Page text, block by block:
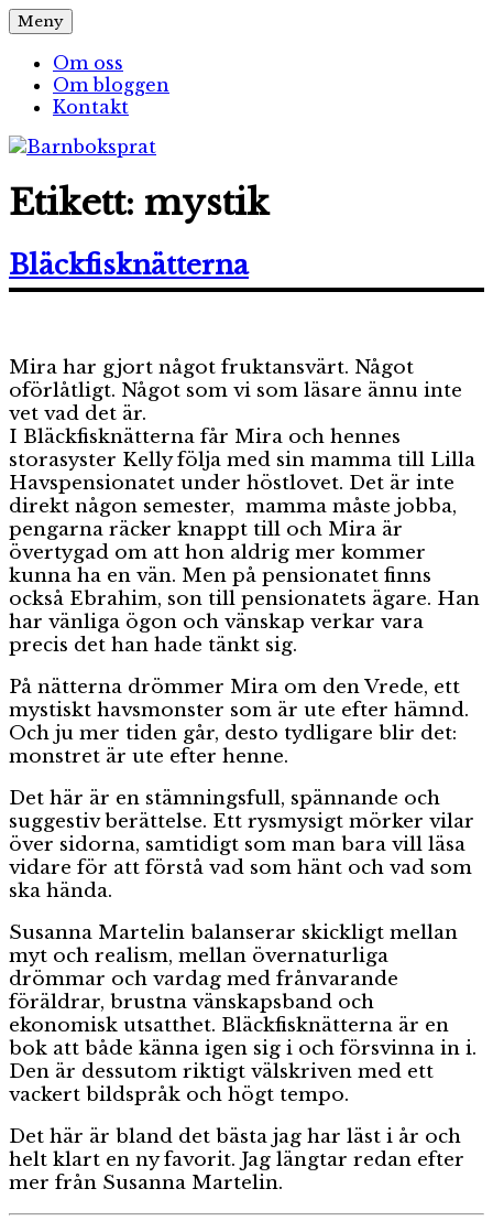
Hoppa
till
innehåll
Barnboksprat
– en blogg om barnböcker
Meny
Om oss
Om bloggen
Kontakt
Etikett: mystik
Bläckfisknätterna
Mira har gjort något fruktansvärt. Något
oförlåtligt. Något som vi som läsare ännu inte
vet vad det är.
I Bläckfisknätterna får Mira och hennes
storasyster Kelly följa med sin mamma till Lilla
Havspensionatet under höstlovet. Det är inte
direkt någon semester, mamma måste jobba,
pengarna räcker knappt till och Mira är
övertygad om att hon aldrig mer kommer
kunna ha en vän. Men på pensionatet finns
också Ebrahim, son till pensionatets ägare. Han
har vänliga ögon och vänskap verkar vara
precis det han hade tänkt sig.
På nätterna drömmer Mira om den Vrede, ett
mystiskt havsmonster som är ute efter hämnd.
Och ju mer tiden går, desto tydligare blir det:
monstret är ute efter henne.
Det här är en stämningsfull, spännande och
suggestiv berättelse. Ett rysmysigt mörker vilar
över sidorna, samtidigt som man bara vill läsa
vidare för att förstå vad som hänt och vad som
ska hända.
Susanna Martelin balanserar skickligt mellan
myt och realism, mellan övernaturliga
drömmar och vardag med frånvarande
föräldrar, brustna vänskapsband och
ekonomisk utsatthet. Bläckfisknätterna är en
bok att både känna igen sig i och försvinna in i.
Den är dessutom riktigt välskriven med ett
vackert bildspråk och högt tempo.
Det här är bland det bästa jag har läst i år och
helt klart en ny favorit. Jag längtar redan efter
mer från Susanna Martelin.